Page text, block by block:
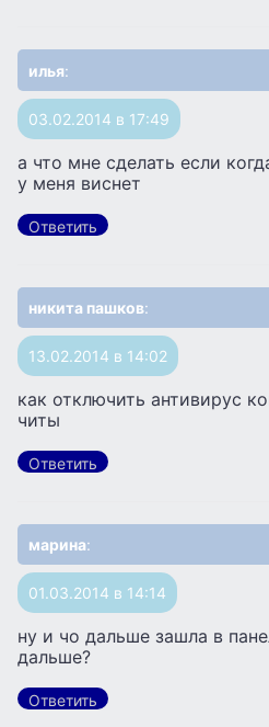
илья:
03.02.2014 в 17:49
а что мне сделать если
у меня виснет
Ответить
никита пашков:
13.02.2014 в 14:02
как отключить антивирус
читы
Ответить
марина:
01.03.2014 в 14:14
ну и чо дальше зашла в
дальше?
Ответить